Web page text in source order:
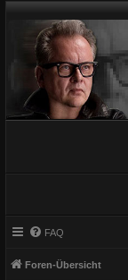
FAQ
Foren-Übersicht